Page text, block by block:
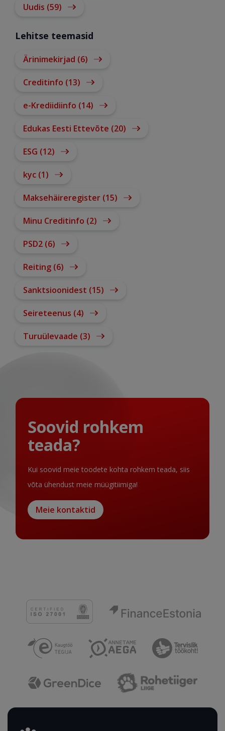
Uudis (59)
Lehitse teemasid
Ärinimekirjad (6)
Creditinfo (13)
e-Krediidiinfo (14)
Edukas Eesti Ettevõte (20)
ESG (12)
kyc (1)
Maksehäireregister (15)
Minu Creditinfo (2)
PSD2 (6)
Reiting (6)
Sanktsioonidest (15)
Seireteenus (4)
Turuülevaade (3)
Soovid rohkem
teada?
Kui soovid meie toodete kohta rohkem teada, siis
võta ühendust meie müügitiimiga!
Meie kontaktid